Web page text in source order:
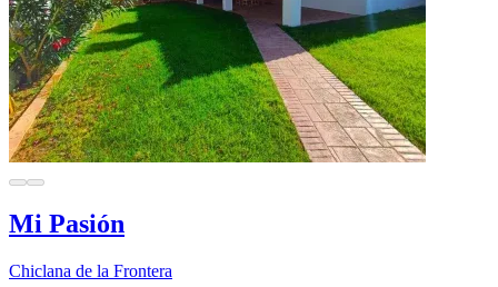
Mi Pasión
Chiclana de la Frontera